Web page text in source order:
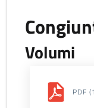
Volumi
PDF